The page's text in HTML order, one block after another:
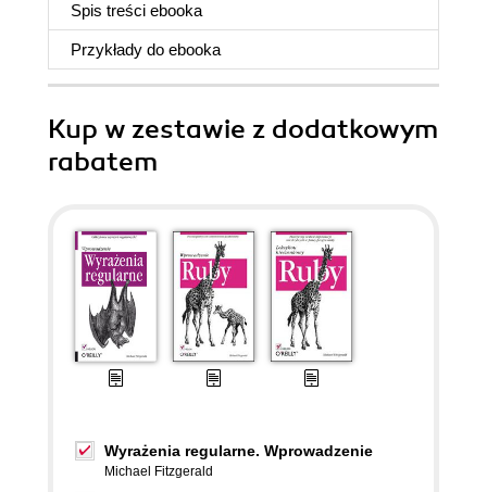
Spis treści ebooka
Przykłady do ebooka
Kup w zestawie z dodatkowym
rabatem
Wyrażenia regularne. Wprowadzenie
Michael Fitzgerald